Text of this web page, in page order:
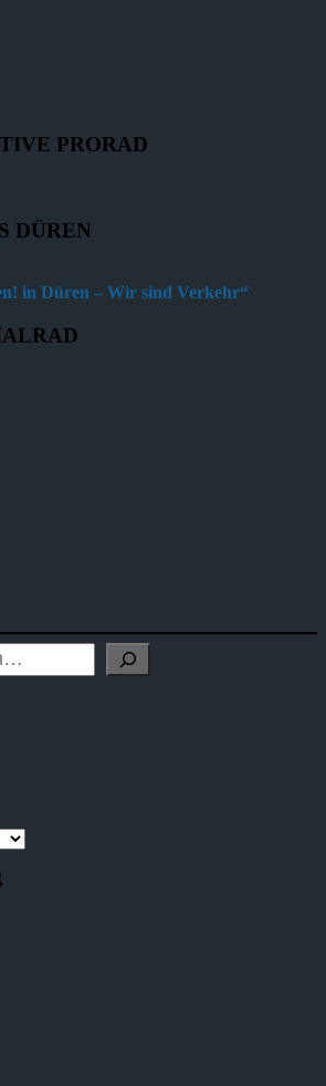
PRORAD
DÜREN
in Düren – Wir sind Verkehr“